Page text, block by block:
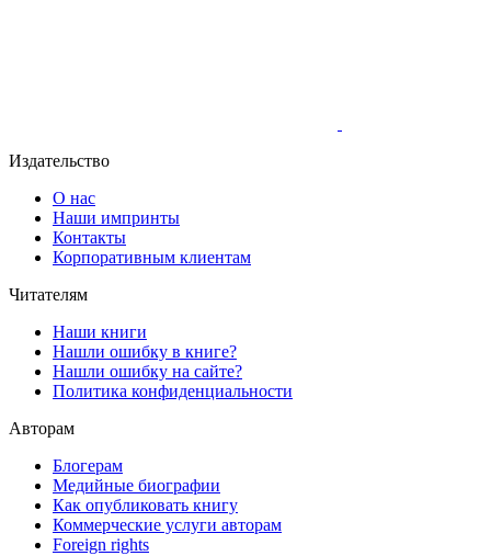
Издательство
О нас
Наши импринты
Контакты
Корпоративным клиентам
Читателям
Наши книги
Нашли ошибку в книге?
Нашли ошибку на сайте?
Политика конфиденциальности
Авторам
Блогерам
Медийные биографии
Как опубликовать книгу
Коммерческие услуги авторам
Foreign rights